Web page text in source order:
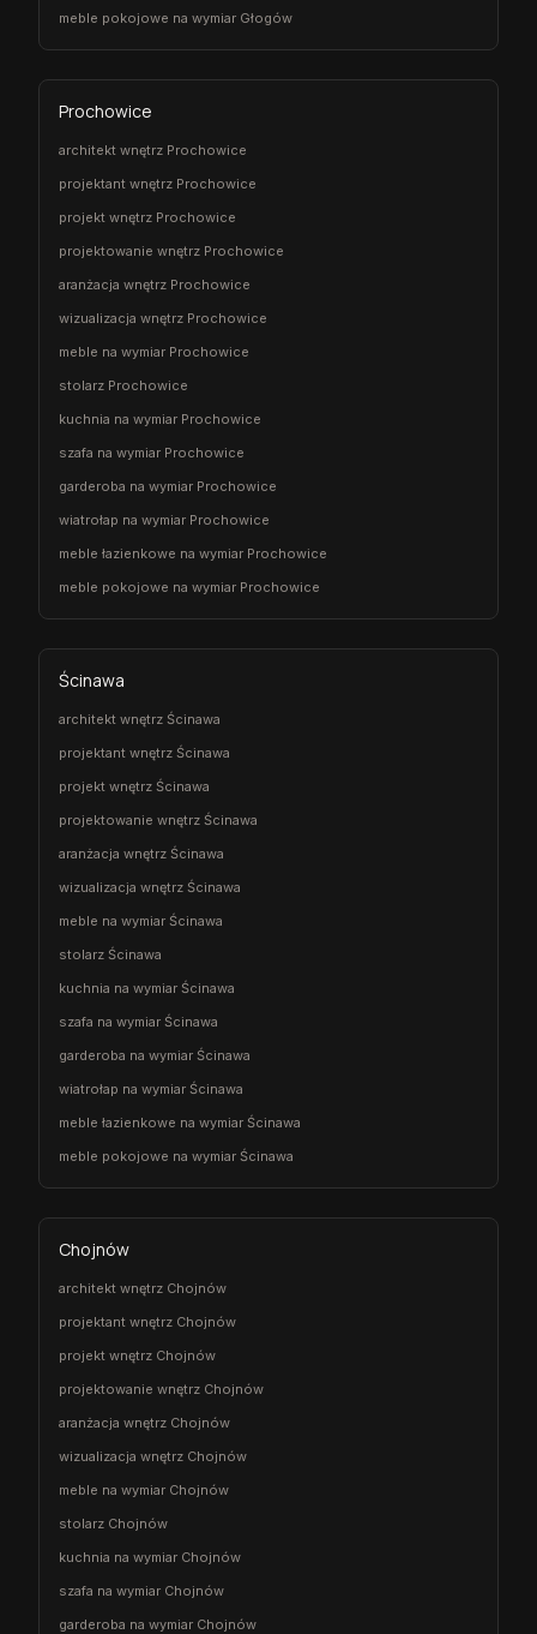
meble pokojowe na wymiar Głogów
Prochowice
architekt wnętrz Prochowice
projektant wnętrz Prochowice
projekt wnętrz Prochowice
projektowanie wnętrz Prochowice
aranżacja wnętrz Prochowice
wizualizacja wnętrz Prochowice
meble na wymiar Prochowice
stolarz Prochowice
kuchnia na wymiar Prochowice
szafa na wymiar Prochowice
garderoba na wymiar Prochowice
wiatrołap na wymiar Prochowice
meble łazienkowe na wymiar Prochowice
meble pokojowe na wymiar Prochowice
Ścinawa
architekt wnętrz Ścinawa
projektant wnętrz Ścinawa
projekt wnętrz Ścinawa
projektowanie wnętrz Ścinawa
aranżacja wnętrz Ścinawa
wizualizacja wnętrz Ścinawa
meble na wymiar Ścinawa
stolarz Ścinawa
kuchnia na wymiar Ścinawa
szafa na wymiar Ścinawa
garderoba na wymiar Ścinawa
wiatrołap na wymiar Ścinawa
meble łazienkowe na wymiar Ścinawa
meble pokojowe na wymiar Ścinawa
Chojnów
architekt wnętrz Chojnów
projektant wnętrz Chojnów
projekt wnętrz Chojnów
projektowanie wnętrz Chojnów
aranżacja wnętrz Chojnów
wizualizacja wnętrz Chojnów
meble na wymiar Chojnów
stolarz Chojnów
kuchnia na wymiar Chojnów
szafa na wymiar Chojnów
garderoba na wymiar Chojnów